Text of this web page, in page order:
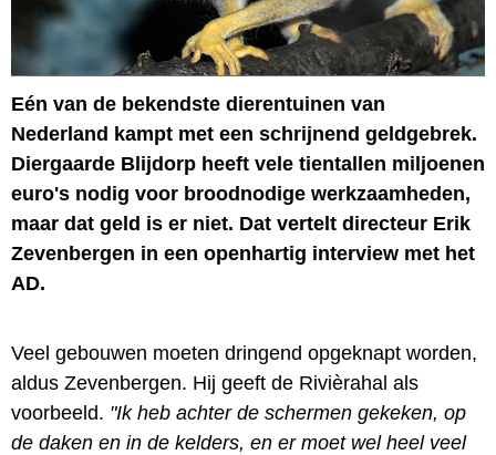
Eén van de bekendste dierentuinen van
Nederland kampt met een schrijnend geldgebrek.
Diergaarde Blijdorp heeft vele tientallen miljoenen
euro's nodig voor broodnodige werkzaamheden,
maar dat geld is er niet. Dat vertelt directeur Erik
Zevenbergen in een openhartig interview met het
AD.
Veel gebouwen moeten dringend opgeknapt worden,
aldus Zevenbergen. Hij geeft de Rivièrahal als
voorbeeld. "Ik heb achter de schermen gekeken, op
de daken en in de kelders, en er moet wel heel veel